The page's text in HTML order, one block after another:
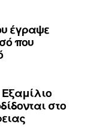
έγραψε
που
στο